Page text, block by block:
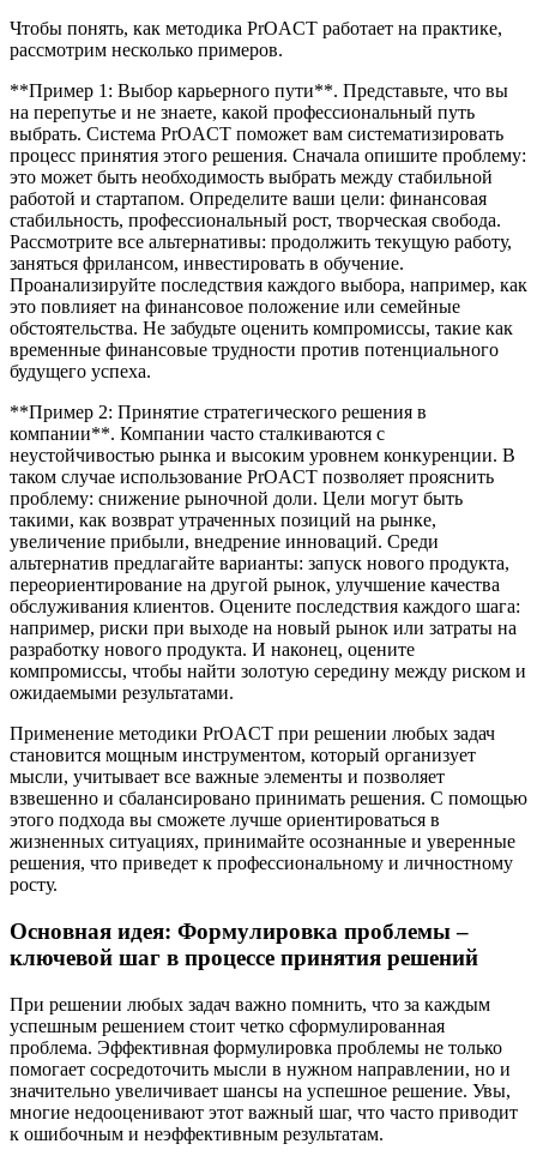
Чтобы понять, как методика PrOACT работает на практике,
рассмотрим несколько примеров.
**Пример 1: Выбор карьерного пути**. Представьте, что вы
на перепутье и не знаете, какой профессиональный путь
выбрать. Система PrOACT поможет вам систематизировать
процесс принятия этого решения. Сначала опишите проблему:
это может быть необходимость выбрать между стабильной
работой и стартапом. Определите ваши цели: финансовая
стабильность, профессиональный рост, творческая свобода.
Рассмотрите все альтернативы: продолжить текущую работу,
заняться фрилансом, инвестировать в обучение.
Проанализируйте последствия каждого выбора, например, как
это повлияет на финансовое положение или семейные
обстоятельства. Не забудьте оценить компромиссы, такие как
временные финансовые трудности против потенциального
будущего успеха.
**Пример 2: Принятие стратегического решения в
компании**. Компании часто сталкиваются с
неустойчивостью рынка и высоким уровнем конкуренции. В
таком случае использование PrOACT позволяет прояснить
проблему: снижение рыночной доли. Цели могут быть
такими, как возврат утраченных позиций на рынке,
увеличение прибыли, внедрение инноваций. Среди
альтернатив предлагайте варианты: запуск нового продукта,
переориентирование на другой рынок, улучшение качества
обслуживания клиентов. Оцените последствия каждого шага:
например, риски при выходе на новый рынок или затраты на
разработку нового продукта. И наконец, оцените
компромиссы, чтобы найти золотую середину между риском и
ожидаемыми результатами.
Применение методики PrOACT при решении любых задач
становится мощным инструментом, который организует
мысли, учитывает все важные элементы и позволяет
взвешенно и сбалансировано принимать решения. С помощью
этого подхода вы сможете лучше ориентироваться в
жизненных ситуациях, принимайте осознанные и уверенные
решения, что приведет к профессиональному и личностному
росту.
Основная идея: Формулировка проблемы –
ключевой шаг в процессе принятия решений
При решении любых задач важно помнить, что за каждым
успешным решением стоит четко сформулированная
проблема. Эффективная формулировка проблемы не только
помогает сосредоточить мысли в нужном направлении, но и
значительно увеличивает шансы на успешное решение. Увы,
многие недооценивают этот важный шаг, что часто приводит
к ошибочным и неэффективным результатам.